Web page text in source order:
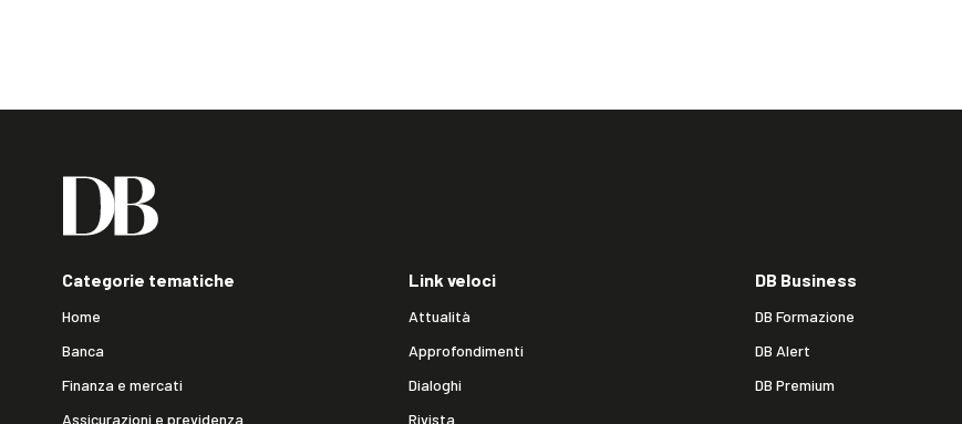
Categorie tematiche
Home
Banca
Finanza e mercati
Assicurazioni e previdenza
Link veloci
Attualità
Approfondimenti
Dialoghi
Rivista
DB Business
DB Formazione
DB Alert
DB Premium